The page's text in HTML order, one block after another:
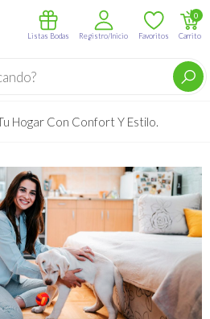
Listas Bodas Registro/Inicio Favoritos Carrito
0
Hogar Con Confort Y Estilo.